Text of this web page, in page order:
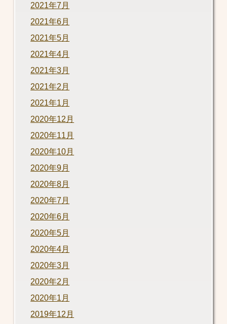
2021年7月
2021年6月
2021年5月
2021年4月
2021年3月
2021年2月
2021年1月
2020年12月
2020年11月
2020年10月
2020年9月
2020年8月
2020年7月
2020年6月
2020年5月
2020年4月
2020年3月
2020年2月
2020年1月
2019年12月